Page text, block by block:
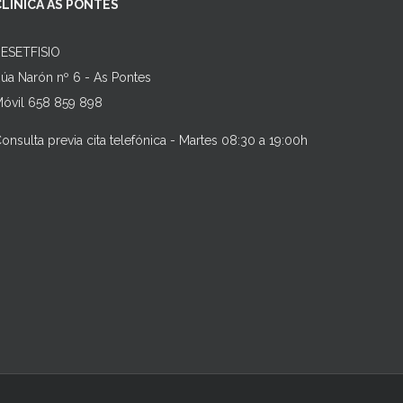
AS PONTES
Narón nº 6 - As Pontes
658 859 898
previa cita telefónica - Martes 08:30 a 19:00h